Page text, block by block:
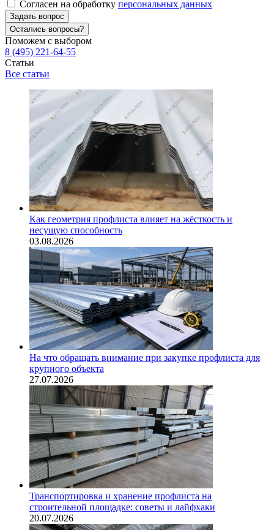
Согласен на обработку персональных данных
Задать вопрос
Остались вопросы?
Поможем с выбором
8 (495) 221-64-55
Статьи
Все статьи
Как геометрия профлиста влияет на жёсткость и
несущую способность
03.08.2026
На что обращать внимание при закупке профлиста для
крупного объекта
27.07.2026
Транспортировка и хранение профлиста на
строительной площадке: советы и лайфхаки
20.07.2026